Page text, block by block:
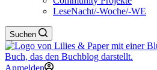
LeseNacht/-Woche/-WE
Suchen
Anmelden